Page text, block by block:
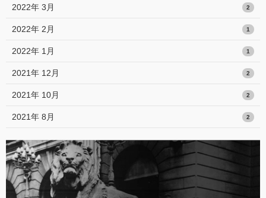
2022年 3月 2
2022年 2月 1
2022年 1月 1
2021年 12月 2
2021年 10月 2
2021年 8月 2